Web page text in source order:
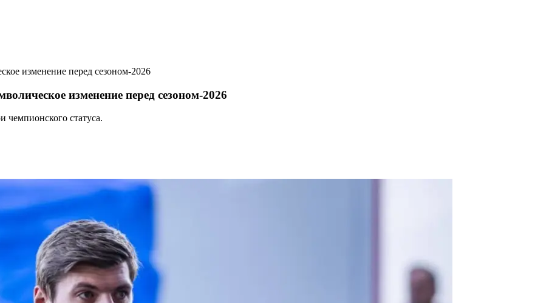
изменение перед сезоном-2026
изменение перед сезоном-2026
статуса.